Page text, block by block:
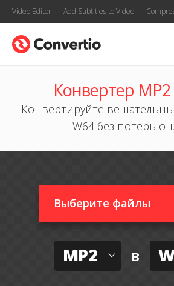
Video Editor Add Subtitles to Video
Конвертер MP2
Конвертируйте
W64 без потерь
Выберите файлы
MP2 в